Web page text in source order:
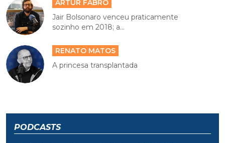
ARTUR FABRO
Jair Bolsonaro venceu praticamente
sozinho em 2018; a...
RENATO MATOS
A princesa transplantada
PODCASTS